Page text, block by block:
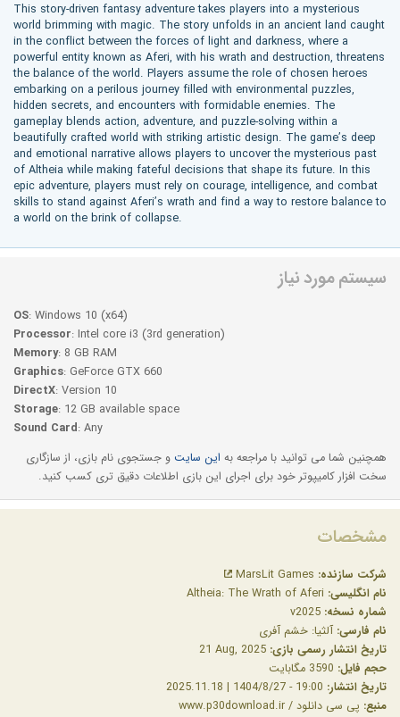
This story-driven fantasy adventure takes players into a mysterious
world brimming with magic. The story unfolds in an ancient land caught
in the conflict between the forces of light and darkness, where a
powerful entity known as Aferi, with his wrath and destruction, threatens
the balance of the world. Players assume the role of chosen heroes
embarking on a perilous journey filled with environmental puzzles,
hidden secrets, and encounters with formidable enemies. The
gameplay blends action, adventure, and puzzle-solving within a
beautifully crafted world with striking artistic design. The game’s deep
and emotional narrative allows players to uncover the mysterious past
of Altheia while making fateful decisions that shape its future. In this
epic adventure, players must rely on courage, intelligence, and combat
skills to stand against Aferi’s wrath and find a way to restore balance to
a world on the brink of collapse.
سیستم مورد نیاز
OS: Windows 10 (x64)
Processor: Intel core i3 (3rd generation)
Memory: 8 GB RAM
Graphics: GeForce GTX 660
DirectX: Version 10
Storage: 12 GB available space
Sound Card: Any
همچنین شما می توانید با مراجعه به این سایت و جستجوی نام بازی، از سازگاری
سخت افزار کامیپوتر خود برای اجرای این بازی اطلاعات دقیق تری کسب کنید.
مشخصات
شرکت سازنده:
نام انگلیسی:
شماره نسخه:
نام فارسی: آلثیا: خشم آفری
تاریخ انتشار رسمی بازی:
حجم فایل:
تاریخ انتشار:
منبع: پی سی دانلود / www.p30download.ir